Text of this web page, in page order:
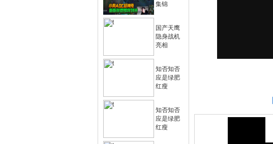
集锦
国产天鹰
隐身战机
亮相
知否知否
应是绿肥
红瘦
知否知否
应是绿肥
红瘦